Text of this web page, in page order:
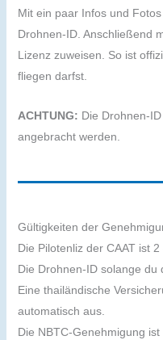
Mit ein paar Infos und
Drohnen-ID. Anschließend
Lizenz zuweisen. So ist
fliegen darfst.
ACHTUNG: Die Drohnen-
angebracht werden.
Gültigkeiten der
Die Pilotenliz der CAAT ist 2
Die Drohnen-ID solange du
Eine thailändische
automatisch aus.
Die NBTC-Genehmigung